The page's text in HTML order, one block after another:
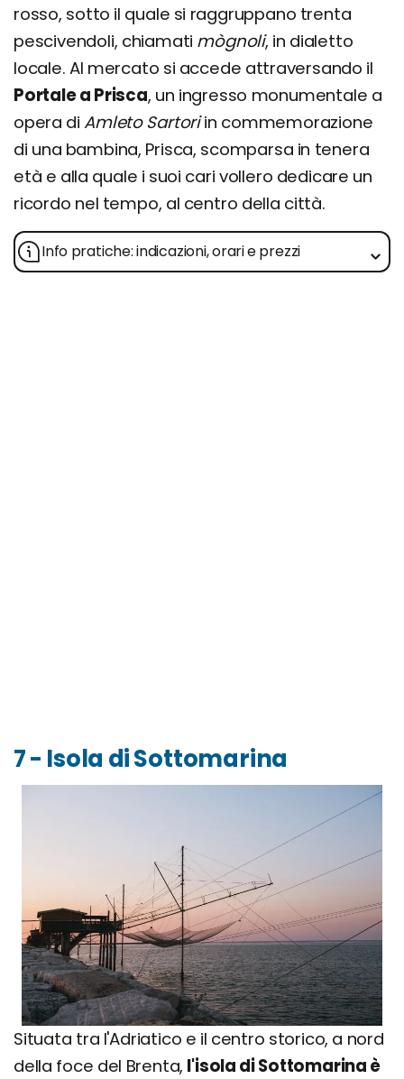
rosso, sotto il quale si raggruppano trenta
pescivendoli, chiamati mògnoli, in dialetto
locale. Al mercato si accede attraversando il
Portale a Prisca, un ingresso monumentale a
opera diAmleto Sartoriin commemorazione
di una bambina, Prisca, scomparsa in tenera
età e alla quale i suoi cari vollero dedicare un
ricordo nel tempo, al centro della città.
Info pratiche: indicazioni, orari e prezzi
7 - Isola di Sottomarina
Situata tra l'Adriatico e il centro storico, a nord
della foce del Brenta, l'isola di Sottomarina è